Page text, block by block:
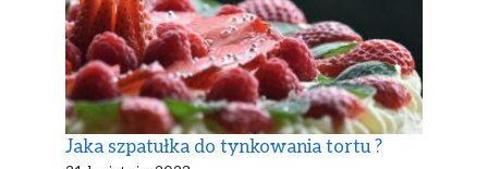
Jaka szpatułka do tynkowania tortu ?